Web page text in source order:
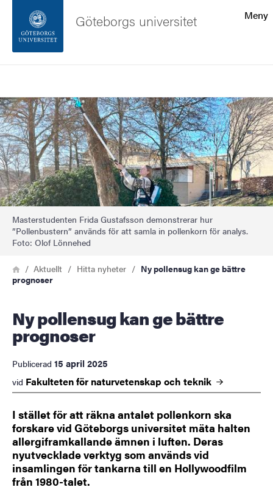
Sidfoten
Om webbplatsen
Meny
Göteborgs universitet
Bild
Masterstudenten Frida Gustafsson demonstrerar hur
”Pollenbustern” används för att samla in pollenkorn för analys.
Foto: Olof Lönnehed
Länkstig
HemAktuellt Hitta nyheter
Ny pollensug kan ge bättre
prognoser
Ny pollensug kan ge bättre
prognoser
Publicerad 15 april 2025
vid Fakulteten för naturvetenskap och teknik
I stället för att räkna antalet pollenkorn ska
forskare vid Göteborgs universitet mäta halten
allergiframkallande ämnen i luften. Deras
nyutvecklade verktyg som används vid
insamlingen för tankarna till en Hollywoodfilm
från 1980-talet.